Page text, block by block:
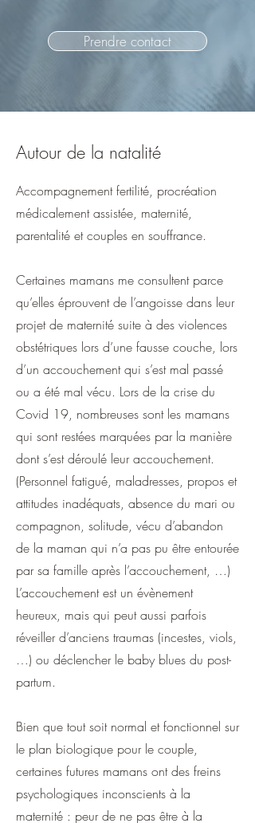
Prendre contact
Autour de la natalité
Accompagnement fertilité, procréation
médicalement assistée, maternité,
parentalité et couples en souffrance.
Certaines mamans me consultent parce
qu’elles éprouvent de l’angoisse dans leur
projet de maternité suite à des violences
obstétriques lors d’une fausse couche, lors
d’un accouchement qui s’est mal passé
ou a été mal vécu. Lors de la crise du
Covid 19, nombreuses sont les mamans
qui sont restées marquées par la manière
dont s’est déroulé leur accouchement.
(Personnel fatigué, maladresses, propos et
attitudes inadéquats, absence du mari ou
compagnon, solitude, vécu d’abandon
de la maman qui n’a pas pu être entourée
par sa famille après l’accouchement, …)
L’accouchement est un évènement
heureux, mais qui peut aussi parfois
réveiller d’anciens traumas (incestes, viols,
…) ou déclencher le baby blues du post-
partum.
Bien que tout soit normal et fonctionnel sur
le plan biologique pour le couple,
certaines futures mamans ont des freins
psychologiques inconscients à la
maternité : peur de ne pas être à la